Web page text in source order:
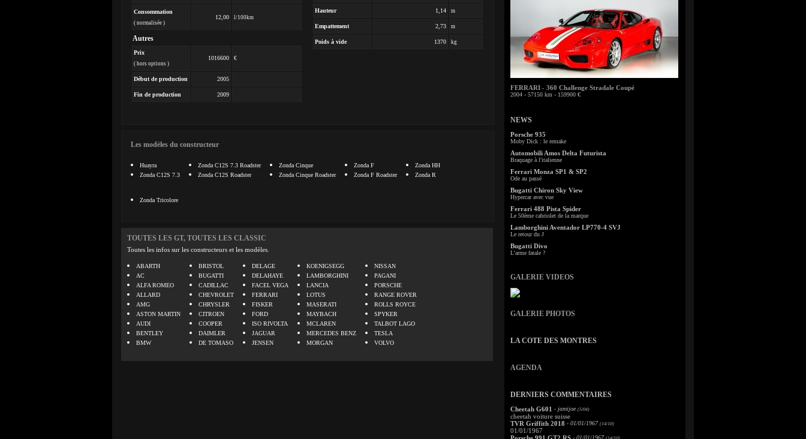
Consommation
( normalisée )
12,00 l/100km
Autres
Prix
( hors options )
1016600 €
Début de production 2005
Fin de production 2009
Hauteur 1,14 m
Empattement 2,73 m
Poids à vide 1370 kg
Les modèles du constructeur
Huayra
Zonda C12S 7.3
Zonda C12S 7.3 Roadster
Zonda C12S Roadster
Zonda Cinque
Zonda Cinque Roadster
Zonda F
Zonda F Roadster
Zonda HH
Zonda R
Zonda Tricolore
TOUTES LES GT, TOUTES LES CLASSIC
Toutes les infos sur les constructeurs et les modèles.
ABARTH
AC
ALFA ROMEO
ALLARD
AMG
ASTON MARTIN
AUDI
BENTLEY
BMW
BRISTOL
BUGATTI
CADILLAC
CHEVROLET
CHRYSLER
CITROEN
COOPER
DAIMLER
DE TOMASO
DELAGE
DELAHAYE
FACEL VEGA
FERRARI
FISKER
FORD
ISO RIVOLTA
JAGUAR
JENSEN
KOENIGSEGG
LAMBORGHINI
LANCIA
LOTUS
MASERATI
MAYBACH
MCLAREN
MERCEDES BENZ
MORGAN
NISSAN
PAGANI
PORSCHE
RANGE ROVER
ROLLS ROYCE
SPYKER
TALBOT LAGO
TESLA
VOLVO
FERRARI - 360 Challenge Stradale Coupé
2004 - 57150 km - 159900 €
NEWS
Porsche 935
Moby Dick : le remake
Automobili Amos Delta Futurista
Braquage à l'italienne
Ferrari Monza SP1 & SP2
Ode au passé
Bugatti Chiron Sky View
Hypercar avec vue
Ferrari 488 Pista Spider
Le 50ème cabriolet de la marque
Lamborghini Aventador LP770-4 SVJ
Le retour du J
Bugatti Divo
L'arme fatale ?
GALERIE VIDEOS
GALERIE PHOTOS
LA COTE DES MONTRES
AGENDA
DERNIERS COMMENTAIRES
Cheetah G601 - jamijoe (5/04)
cheetah voiture suisse
TVR Griffith 2018 - 01/01/1967 (14/10)
01/01/1967
- 01/01/1967